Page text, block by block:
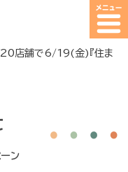
20店舗で6/19(金)『住ま
ーン